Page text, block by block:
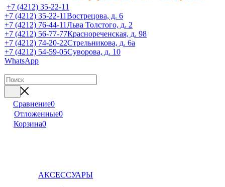
+7 (4212) 35-22-11
+7 (4212) 35-22-11Вострецова, д. 6
+7 (4212) 76-44-11Льва Толстого, д. 2
+7 (4212) 56-77-77Краснореченская, д. 98
+7 (4212) 74-20-22Стрельникова, д. 6а
+7 (4212) 54-59-05Суворова, д. 10
WhatsApp
Сравнение0
Отложенные0
Корзина0
АКСЕССУАРЫ